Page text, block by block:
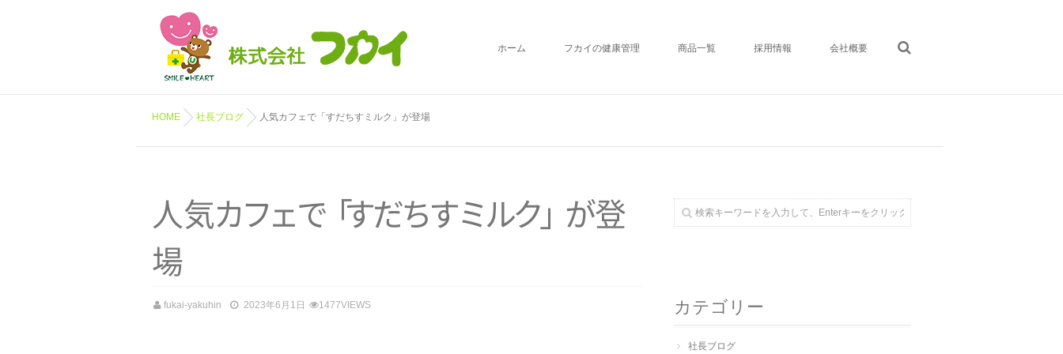
ホーム フカイの健康管理 商品一覧 採用情報 会社概要
HOME 社長ブログ 人気カフェで「すだちすミルク」が登場
人 気カフェで「すだちすミルク」 が登
場
fukai-yakuhin 2023年6月1日 1477VIEWS カテゴリー
社長ブログ